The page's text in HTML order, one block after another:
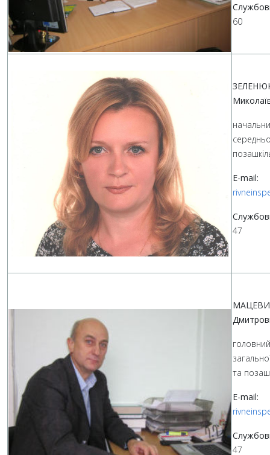
60
E-mail:
47
головний
та
E-mail:
47